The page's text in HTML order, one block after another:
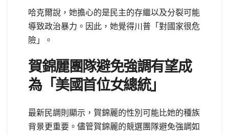
哈克爾說，她擔心的是民主的存繼以及分裂可能
導致政治暴力。因此，她覺得川普「對國家很危
險」。
賀錦麗團隊避免強調有望成
為「美國首位女總統」
最新民調則顯示，賀錦麗的性別可能比她的種族
背景更重要。儘管賀錦麗的競選團隊避免強調如